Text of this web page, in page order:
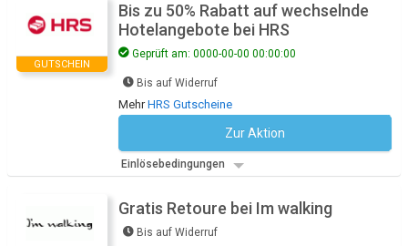
GUTSCHEIN
Bis zu 50% Rabatt auf wechselnde
Hotelangebote bei HRS
Geprüft am: 0000-00-00 00:00:00
Bis auf Widerruf
MehrHRS Gutscheine
Zur Aktion
Einlösebedingungen
Gratis Retoure bei Im walking
Bis auf Widerruf